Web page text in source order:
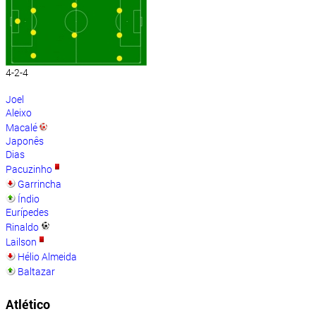
4-2-4
Joel
Aleixo
Macalé
Japonês
Dias
Pacuzinho
Garrincha
Índio
Eurípedes
Rinaldo
Lailson
Hélio Almeida
Baltazar
Atlético